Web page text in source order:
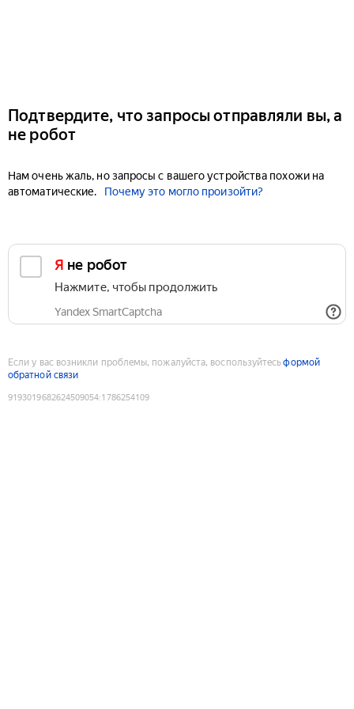
Подтвердите, что запросы отправляли вы, а
не робот
Нам очень жаль, но запросы с вашего устройства похожи на
автоматические.
Почему это могло произойти?
Я не робот
Нажмите, чтобы продолжить
Yandex SmartCaptcha
Если у вас возникли проблемы, пожалуйста, воспользуйтесьформой
обратной связи
9193019682624509054:1786254109